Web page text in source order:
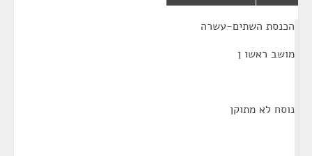
הכנסת השתים-עשרה
מושב ראשו ן
נוסח לא מתוקן